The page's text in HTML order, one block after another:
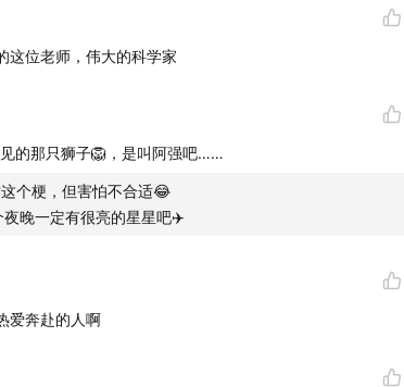
这位老师，伟大的科学家
的那只狮子🦁，是叫阿强吧……
个梗，但害怕不合适😂
晚一定有很亮的星星吧✈️
爱奔赴的人啊